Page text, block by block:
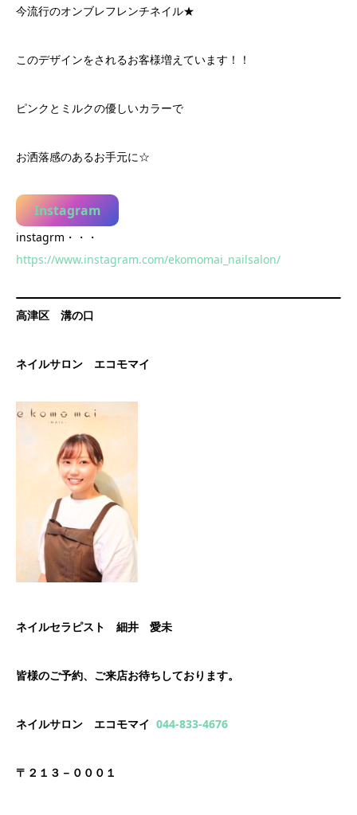
今流行のオンブレフレンチネイル★
このデザインをされるお客様増えています！！
ピンクとミルクの優しいカラーで
お洒落感のあるお手元に☆
Instagram
instagrm・・・
https://www.instagram.com/ekomomai_nailsalon/
高津区 溝の口
ネイルサロン エコモマイ
ネイルセラピスト 細井 愛未
皆様のご予約、ご来店お待ちしております。
ネイルサロン エコモマイ 044-833-4676
〒２１３－０００１